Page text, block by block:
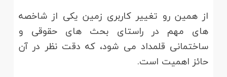
از همین رو تغییر کاربری زمین یکی از شاخصه
های مهم در راستای بحث های حقوقی و
ساختمانی قلمداد می شود، که دقت نظر در آن
حائز اهمیت است.